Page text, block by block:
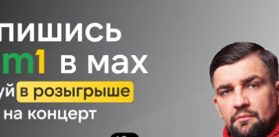
Размещение рекламы Телеграм